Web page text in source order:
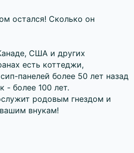
остался! Сколько он
США и других
есть коттеджи,
панелей более 50 лет назад
- более 100 лет.
родовым гнездом и
внукам!